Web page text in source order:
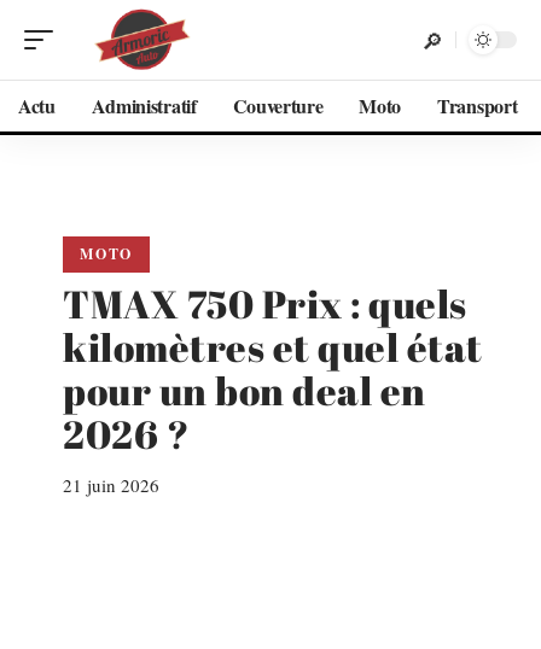
Actu Administratif Couverture Moto Transport
MOTO
TMAX 750 Prix : quels
kilomètres et quel état
pour un bon deal en
2026 ?
21 juin 2026